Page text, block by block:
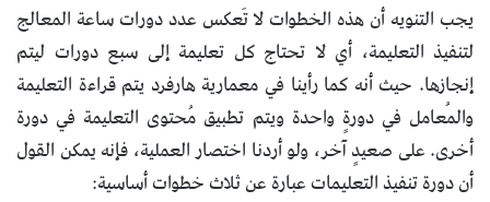
يجب التنويه أن هذه الخطوات لا تَعكس عدد دورات ساعة المعالج
لتنفيذ التعليمة، أي لا تحتاج كل تعليمة إلى سبع دورات ليتم
إنجازها. حيث أنه كما رأينا في معمارية هارفرد يتم قراءة التعليمة
والمُعامل في دورةٍ واحدة ويتم تطبيق مُحتوى التعليمة في دورة
أخرى. على صعيدٍ آخر، ولو أردنا اختصار العملية، فإنه يمكن القول
أن دورة تنفيذ التعليمات عبارة عن ثلاث خطوات أساسية: